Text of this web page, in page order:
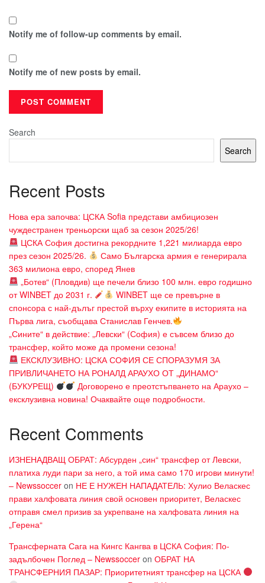
Notify me of follow-up comments by email.
Notify me of new posts by email.
Search
Search
Recent Posts
Нова ера започва: ЦСКА Sofia представи амбициозен
чуждестранен треньорски щаб за сезон 2025/26!
ЦСКА София достигна рекордните 1,221 милиарда евро
през сезон 2025/26.
Само Българска армия е генерирала
363 милиона евро, според Янев
„Ботев“ (Пловдив) ще печели близо 100 млн. евро годишно
от WINBET до 2031 г.
WINBET ще се превърне в
спонсора с най-дълъг престой върху екипите в историята на
Първа лига, съобщава Станислав Генчев.
„Сините“ в действие: „Левски“ (София) е съвсем близо до
трансфер, който може да промени сезона!
ЕКСКЛУЗИВНО: ЦСКА СОФИЯ СЕ СПОРАЗУМЯ ЗА
ПРИВЛИЧАНЕТО НА РОНАЛД АРАУХО ОТ „ДИНАМО“
(БУКУРЕЩ)
Договорено е преотстъпването на Араухо –
ексклузивна новина! Очаквайте още подробности.
Recent Comments
ИЗНЕНАДВАЩ ОБРАТ: Абсурден „син“ трансфер от Левски,
платиха луди пари за него, а той има само 170 игрови минути!
– Newssoccer on НЕ Е НУЖЕН НАПАДАТЕЛЬ: Хулио Веласкес
прави халфовата линия свой основен приоритет, Веласкес
отправя смел призив за укрепване на халфовата линия на
„Герена“
Трансферната Сага на Кингс Кангва в ЦСКА София: По-
задълбочен Поглед – Newssoccer on ОБРАТ НА
ТРАНСФЕРНИЯ ПАЗАР: Приоритетният трансфер на ЦСКА